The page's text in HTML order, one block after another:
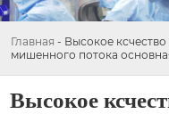
Главная - Высокое
мишенного потока
Высокое